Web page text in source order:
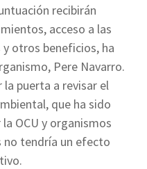
recibirán
acceso a las
otros beneficios, ha
Pere Navarro.
la puerta a revisar el
que ha sido
OCU y organismos
no tendría un efecto